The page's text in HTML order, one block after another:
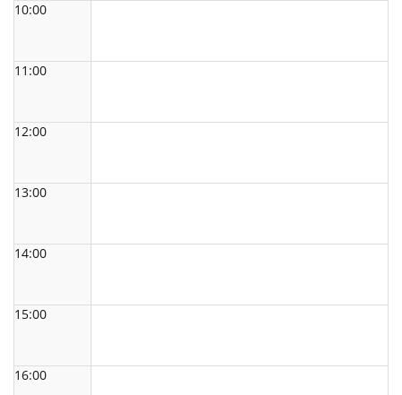
10:00
11:00
12:00
13:00
14:00
15:00
16:00